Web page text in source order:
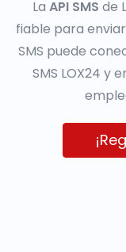
La API SMS de
fiable para enviar
SMS puede
SMS LOX24 y